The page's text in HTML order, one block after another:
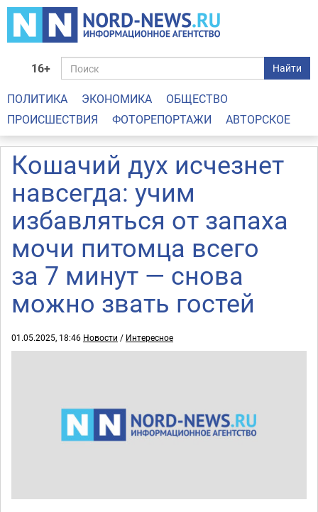
16+ Найти
ПОЛИТИКА ЭКОНОМИКА
ОБЩЕСТВО
ПРОИСШЕСТВИЯ
ФОТОРЕПОРТАЖИ АВТОРСКОЕ
Кошачий дух исчезнет
навсегда: учим
избавляться от запаха
мочи питомца всего
за 7 минут — снова
можно звать гостей
01.05.2025, 18:46 Новости / Интересное